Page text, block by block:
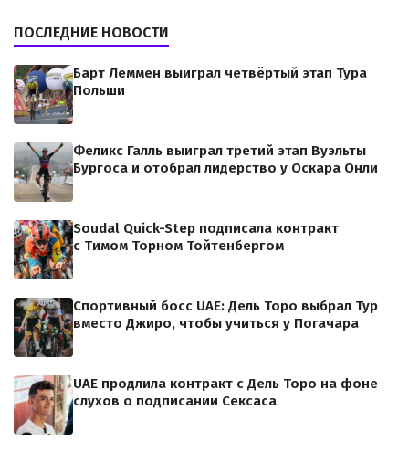
ПОСЛЕДНИЕ НОВОСТИ
Барт Леммен выиграл четвёртый этап Тура
Польши
Феликс Галль выиграл третий этап Вуэльты
Бургоса и отобрал лидерство у Оскара Онли
Soudal Quick-Step подписала контракт
с Тимом Торном Тойтенбергом
Спортивный босс UAE: Дель Торо выбрал Тур
вместо Джиро, чтобы учиться у Погачара
UAE продлила контракт с Дель Торо на фоне
слухов о подписании Сексаса